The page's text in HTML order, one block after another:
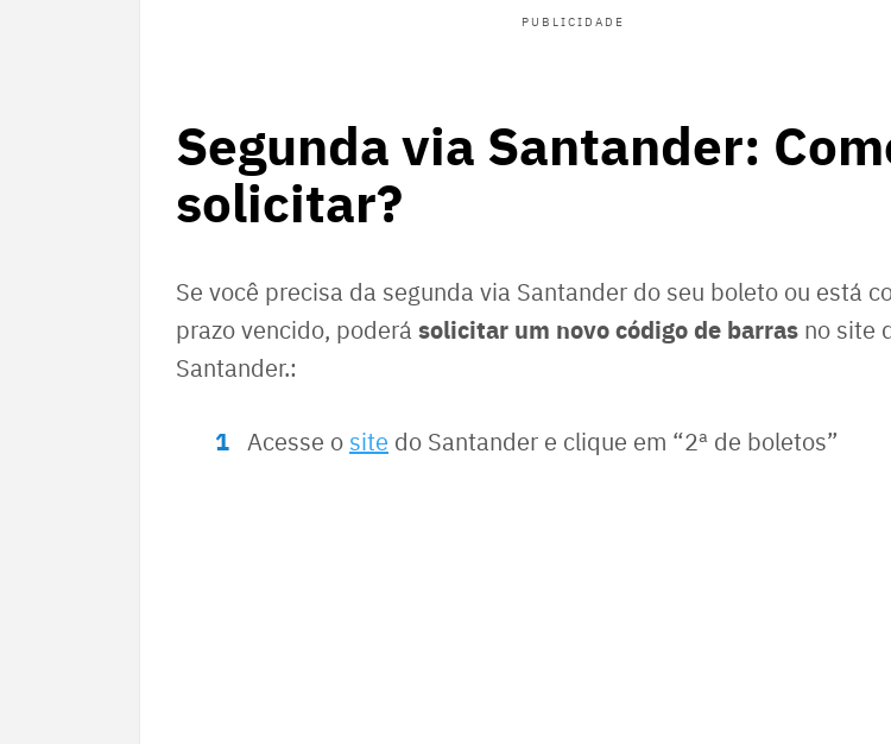
PUBLICIDADE
Segunda via Santander:
solicitar?
Se você precisa da segunda via Santander do seu boleto ou está
prazo vencido, poderá solicitar um novo código de barras no site
Santander.:
Acesse o site do Santander e clique em “2ª de boletos”